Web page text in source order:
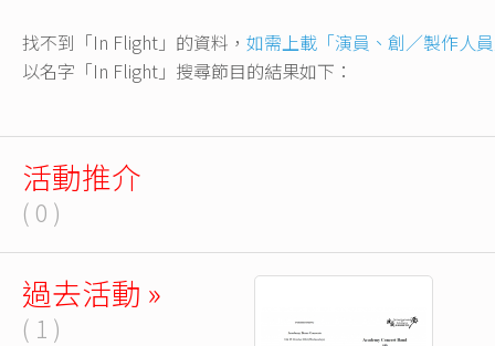
找不到「In Flight」的資料， 如需上載「演員、創／製作人
以名字「In Flight」搜尋節目的結果如下：
活動推介
( 0 )
過去活動 »
( 1 )